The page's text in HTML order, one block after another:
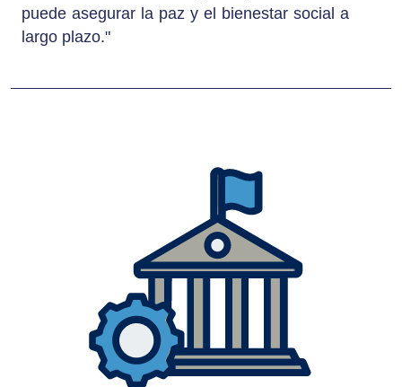
puede asegurar la paz y el bienestar social a
largo plazo."